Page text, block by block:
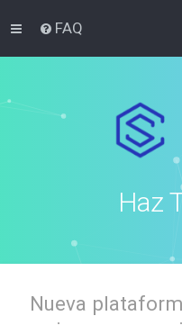
FAQ
Haz
Nueva